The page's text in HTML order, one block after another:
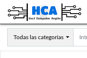
Todas las categorías